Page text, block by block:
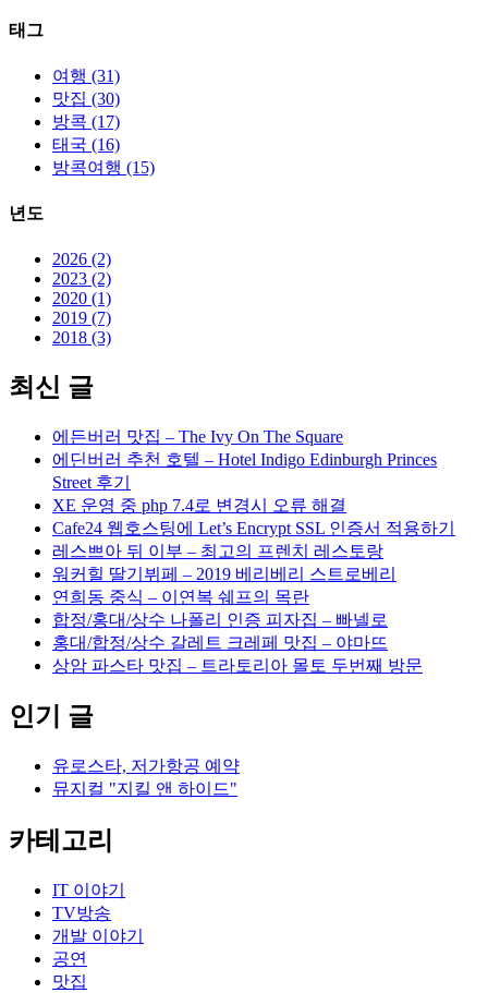
태그
여행 (31)
맛집 (30)
방콕 (17)
태국 (16)
방콕여행 (15)
년도
2026 (2)
2023 (2)
2020 (1)
2019 (7)
2018 (3)
최신 글
에든버러 맛집 – The Ivy On The Square
에딘버러 추천 호텔 – Hotel Indigo Edinburgh Princes
Street 후기
XE 운영 중 php 7.4로 변경시 오류 해결
Cafe24 웹호스팅에 Let’s Encrypt SSL 인증서 적용하기
레스쁘아 뒤 이부 – 최고의 프렌치 레스토랑
워커힐 딸기뷔페 – 2019 베리베리 스트로베리
연희동 중식 – 이연복 쉐프의 목란
합정/홍대/상수 나폴리 인증 피자집 – 빠넬로
홍대/합정/상수 갈레트 크레페 맛집 – 야마뜨
상암 파스타 맛집 – 트라토리아 몰토 두번째 방문
인기 글
유로스타, 저가항공 예약
뮤지컬 "지킬 앤 하이드"
카테고리
IT 이야기
TV방송
개발 이야기
공연
맛집